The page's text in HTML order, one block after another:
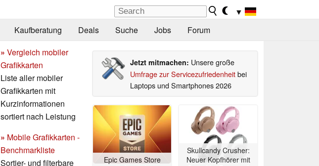
▼
Kaufberatung Deals Suche Jobs Forum
» Vergleich mobiler
Grafikkarten
Liste aller mobiler
Grafikkarten mit
Kurzinformationen
sortiert nach Leistung
» Mobile Grafikkarten -
Benchmarkliste
Sortier- und filterbare
Jetzt mitmachen: Unsere große
Umfrage zur Servicezufriedenheitbei
Laptops und Smartphones 2026
Epic Games Store
Skullcandy Crusher:
Neuer Kopfhörer mit